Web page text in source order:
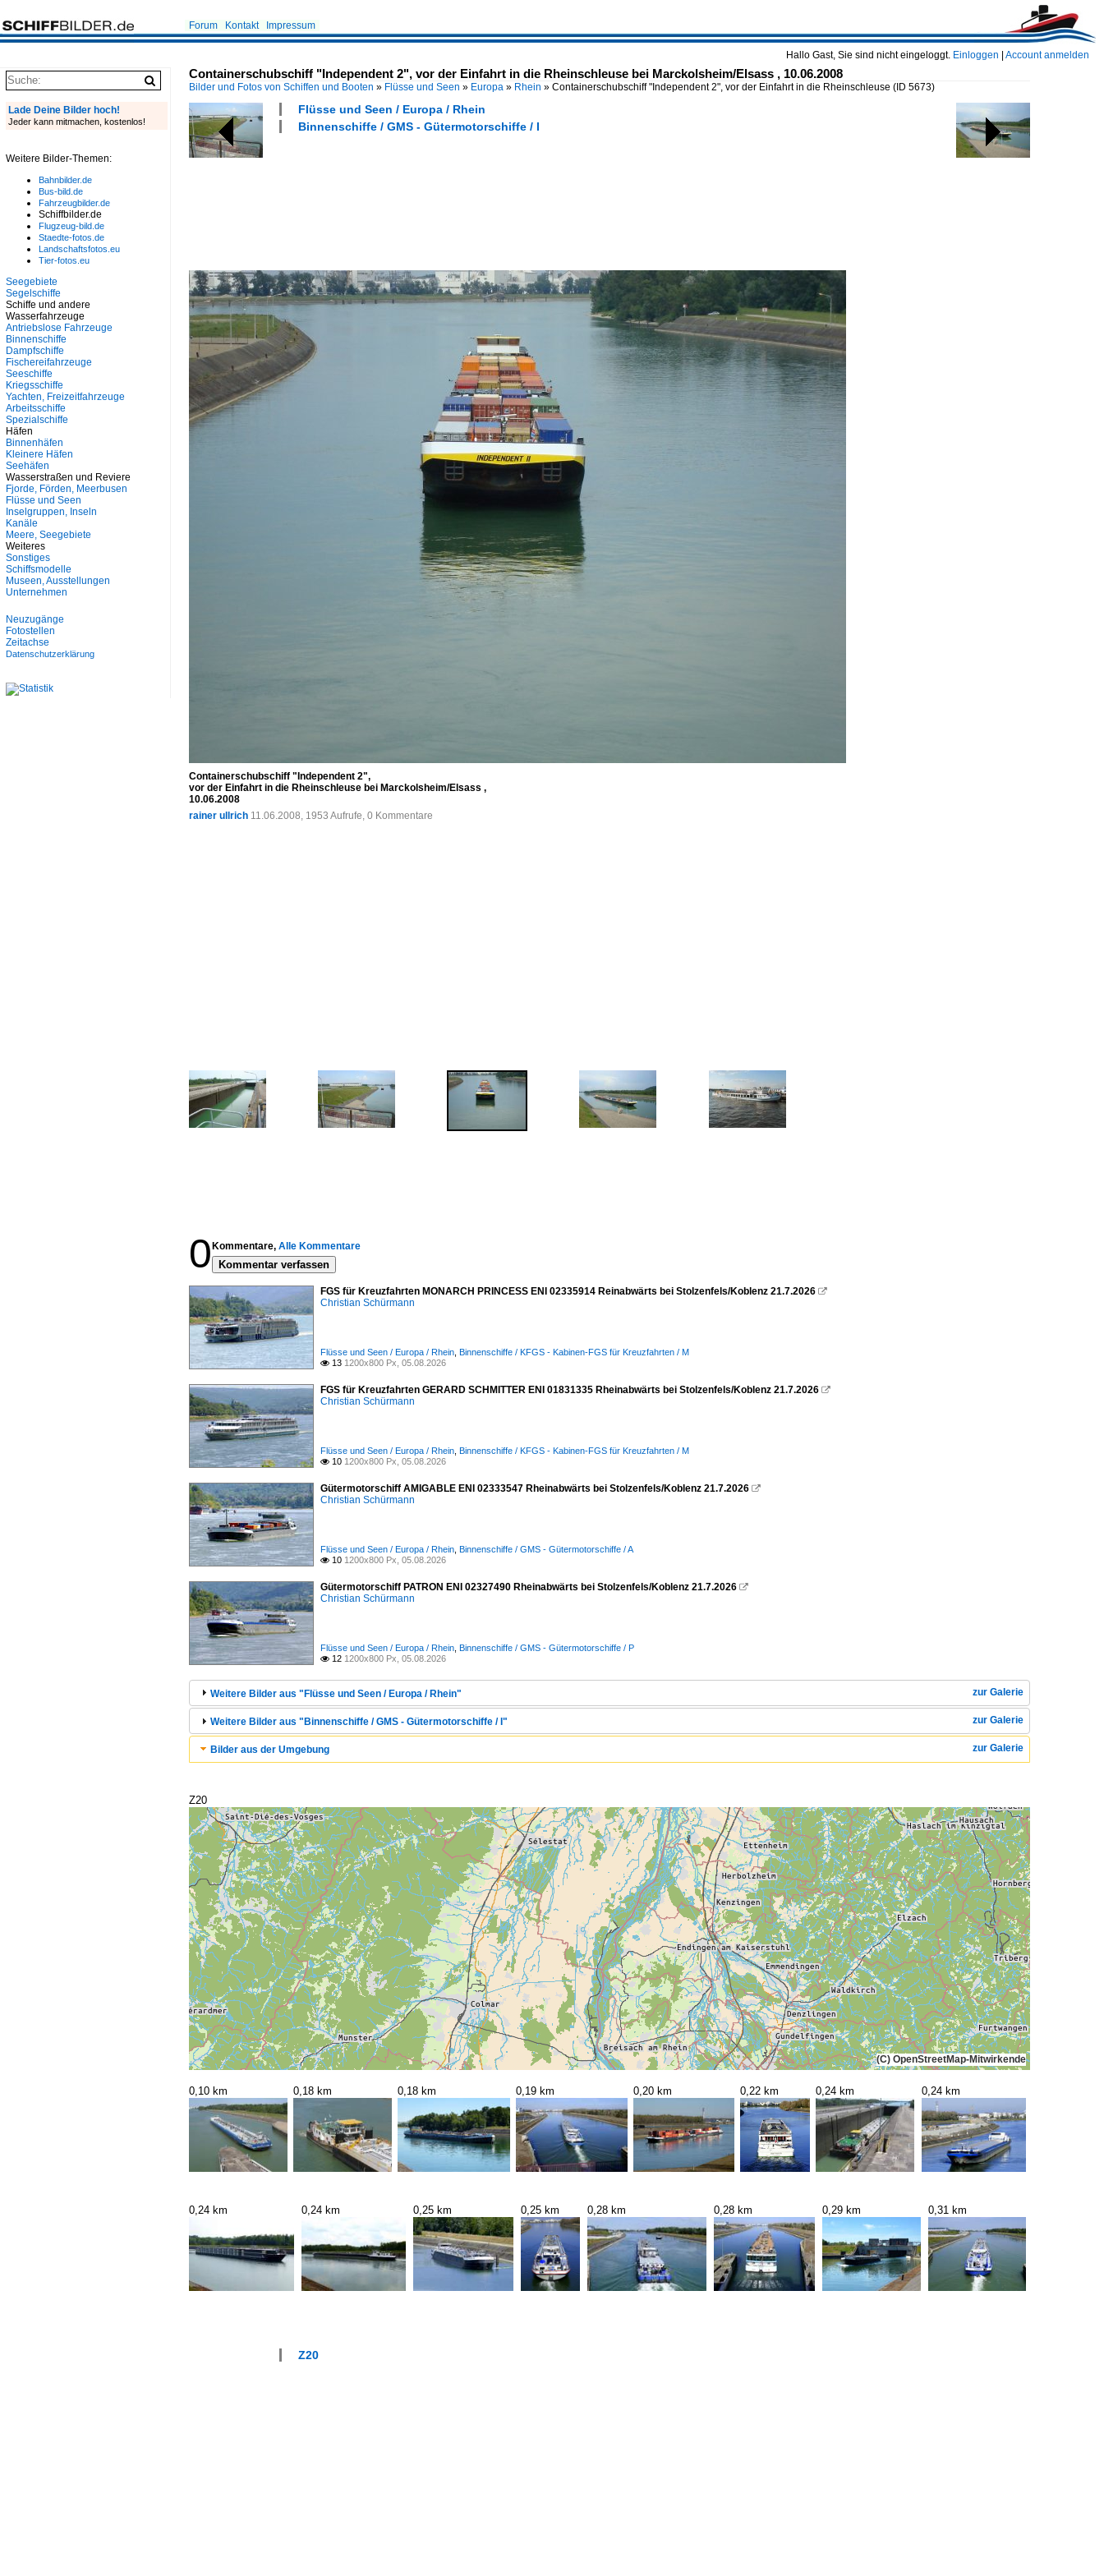
Hallo Gast, Sie sind nicht eingeloggt. Einloggen Account anmelden
Forum Kontakt Impressum
Containerschubschiff "Independent 2", vor der Einfahrt in die Rheinschleuse bei Marckolsheim/Elsass , 10.06.2008
Bilder und Fotos von Schiffen und Booten » Flüsse und Seen » Europa » Rhein » Containerschubschiff "Independent 2", vor der Einfahrt in die Rheinschleuse (ID 5673)
Flüsse und Seen / Europa / Rhein
Binnenschiffe / GMS - Gütermotorschiffe / I
Containerschubschiff "Independent 2",
vor der Einfahrt in die Rheinschleuse bei Marckolsheim/Elsass ,
10.06.2008
rainer ullrich 11.06.2008, 1953 Aufrufe, 0 Kommentare
0 Kommentare, Alle Kommentare
Kommentar verfassen
FGS für Kreuzfahrten MONARCH PRINCESS ENI 02335914 Reinabwärts bei Stolzenfels/Koblenz 21.7.2026 
Christian Schürmann
Flüsse und Seen / Europa / Rhein Binnenschiffe / KFGS - Kabinen-FGS für Kreuzfahrten / M
 13 1200x800 Px, 05.08.2026
FGS für Kreuzfahrten GERARD SCHMITTER ENI 01831335 Rheinabwärts bei Stolzenfels/Koblenz 21.7.2026 
Christian Schürmann
Flüsse und Seen / Europa / Rhein Binnenschiffe / KFGS - Kabinen-FGS für Kreuzfahrten / M
 10 1200x800 Px, 05.08.2026
Gütermotorschiff AMIGABLE ENI 02333547 Rheinabwärts bei Stolzenfels/Koblenz 21.7.2026 
Christian Schürmann
Flüsse und Seen / Europa / Rhein Binnenschiffe / GMS - Gütermotorschiffe / A
 10 1200x800 Px, 05.08.2026
Gütermotorschiff PATRON ENI 02327490 Rheinabwärts bei Stolzenfels/Koblenz 21.7.2026 
Christian Schürmann
Flüsse und Seen / Europa / Rhein Binnenschiffe / GMS - Gütermotorschiffe / P
 12 1200x800 Px, 05.08.2026
zur Galerie
Weitere Bilder aus "Flüsse und Seen / Europa / Rhein"
zur Galerie
Weitere Bilder aus "Binnenschiffe / GMS - Gütermotorschiffe / I"
zur Galerie
Bilder aus der Umgebung
Z20
(C) OpenStreetMap-Mitwirkende
0,10 km 0,18 km 0,18 km 0,19 km 0,20 km 0,22 km 0,24 km 0,24 km
0,24 km 0,24 km 0,25 km 0,25 km 0,28 km 0,28 km 0,29 km 0,31 km
Z20
Lade Deine Bilder hoch!
Jeder kann mitmachen, kostenlos!
Weitere Bilder-Themen:
Bahnbilder.de
Bus-bild.de
Fahrzeugbilder.de
Schiffbilder.de
Flugzeug-bild.de
Staedte-fotos.de
Landschaftsfotos.eu
Tier-fotos.eu
Seegebiete
Segelschiffe
Schiffe und andere
Wasserfahrzeuge
Antriebslose Fahrzeuge
Binnenschiffe
Dampfschiffe
Fischereifahrzeuge
Seeschiffe
Kriegsschiffe
Yachten, Freizeitfahrzeuge
Arbeitsschiffe
Spezialschiffe
Häfen
Binnenhäfen
Kleinere Häfen
Seehäfen
Wasserstraßen und Reviere
Fjorde, Förden, Meerbusen
Flüsse und Seen
Inselgruppen, Inseln
Kanäle
Meere, Seegebiete
Weiteres
Sonstiges
Schiffsmodelle
Museen, Ausstellungen
Unternehmen
Neuzugänge
Fotostellen
Zeitachse
Datenschutzerklärung